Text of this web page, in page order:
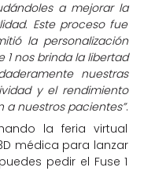
a mejorar la
Este proceso fue
la personalización
nos brinda la libertad
nuestras
y el rendimiento
a nuestros pacientes”.
la feria virtual
médica para lanzar
pedir el Fuse 1